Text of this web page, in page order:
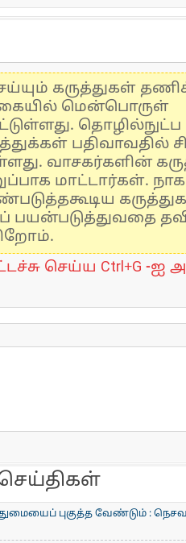
கருத்துகள்
வகையில் மென்பொருள்
பதிவாவதில்
வாசகர்களின்
மாட்டார்கள்.
செய்ய Ctrl+G -ஐ
புகுத்த வேண்டும் :